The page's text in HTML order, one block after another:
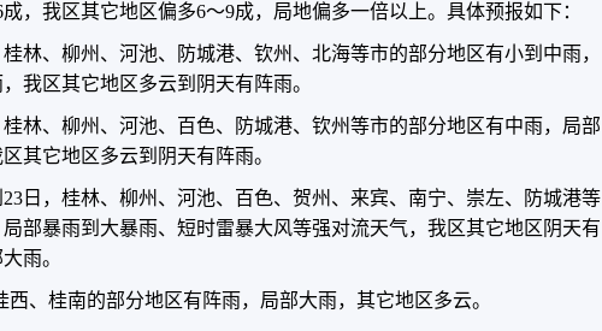
，我区其它地区偏多6～9成，局地偏多一倍以上。具体预报如下：
林、柳州、河池、防城港、钦州、北海等市的部分地区有小到中雨，
我区其它地区多云到阴天有阵雨。
林、柳州、河池、百色、防城港、钦州等市的部分地区有中雨，局部
其它地区多云到阴天有阵雨。
日，桂林、柳州、河池、百色、贺州、来宾、南宁、崇左、防城港等
部暴雨到大暴雨、短时雷暴大风等强对流天气，我区其它地区阴天有
雨。
西、桂南的部分地区有阵雨，局部大雨，其它地区多云。